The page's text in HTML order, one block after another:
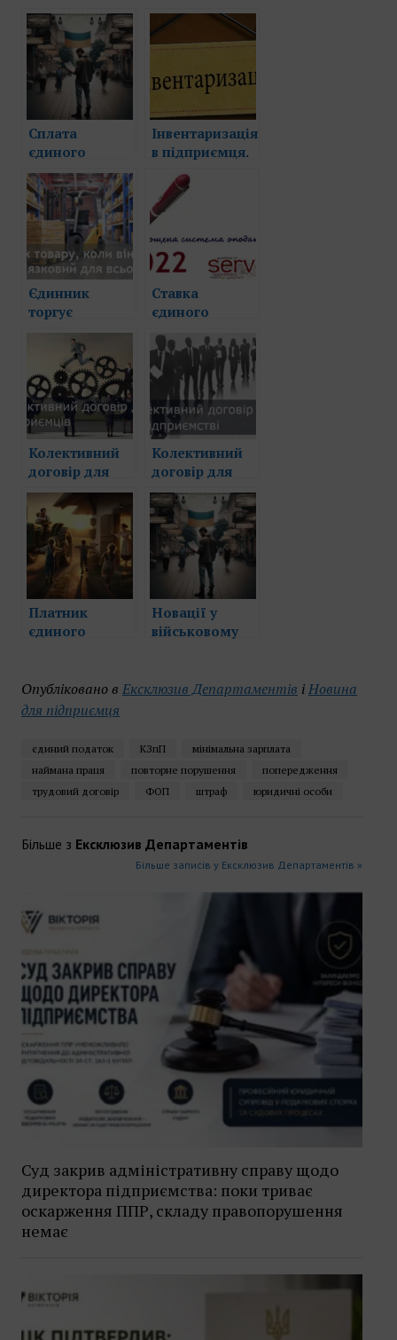
Сплата
єдиного
податку
мобілізованими:
відповідальність
або
незастосування
відповідальності
Інвентаризація
в підприємця.
Думка
фіскального
органу
Єдинник
торгує
широким
асортиментом,
що включає
РРО-
непільгові
категорії
Ставка
єдиного
у 2022 р. для
підприємців
на спрощеній
системі
оподаткування
Колективний
договір для
ФОП
Колективний
договір для
приватного
підприємства,
товариства
Платник
єдиного
вирощування
сільськогосподарських
культур і МПЗ
Новації у
військовому
жовтня 2024
Опубліковано в Ексклюзив Департаментів іНовина
для підприємця
єдиний податок КЗпП
мінімальна зарплата
наймана праця
повторне порушення
попередження
трудовий договір
ФОП штраф юридичні особи
Більше з Ексклюзив Департаментів
Більше записів у Ексклюзив Департаментів »
Суд закрив адміністративну справу щодо
директора підприємства: поки триває
оскарження ППР, складу правопорушення
немає